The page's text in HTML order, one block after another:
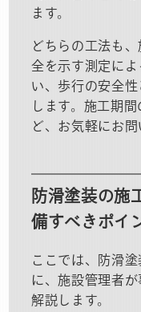
ます。
どちらの工法も
全を示す測定に
い、歩行の安全
します。施工期
ど、お気軽にお問
防滑塗装の施
備すべきポイ
ここでは、防滑
に、施設管理者
解説します。